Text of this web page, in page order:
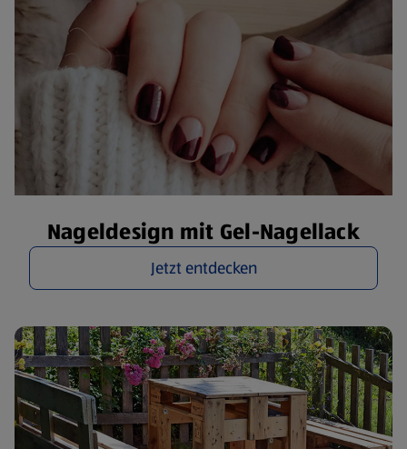
Nageldesign mit Gel-Nagellack
Jetzt entdecken